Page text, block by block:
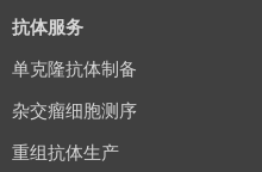
抗体服务
单克隆抗体制备
杂交瘤细胞测序
重组抗体生产